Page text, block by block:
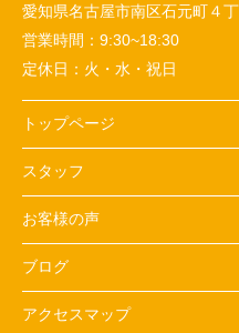
愛知県名古屋市南区石元町４
営業時間： 9:30~18:30
定休日： 火・水・祝日
トップページ
スタッフ
お客様の声
ブログ
アクセスマップ